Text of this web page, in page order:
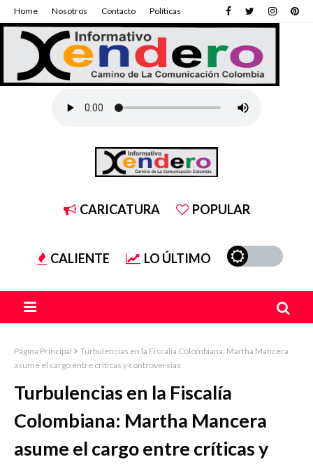
Home Nosotros Contacto Políticas
CARICATURA POPULAR
CALIENTE LO ÚLTIMO
Página Principal
Turbulencias en la Fiscalía Colombiana: Martha Mancera
asume el cargo entre críticas y controversias
Turbulencias en la Fiscalía
Colombiana: Martha Mancera
asume el cargo entre críticas y